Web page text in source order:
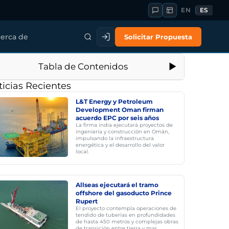
EN ES
de Solicitar Propuesta
Tabla de Contenidos
Recientes
L&T Energy y Petroleum
Development Oman firman
acuerdo EPC por seis años
La firma india ejecutará proyectos de
ingeniería y construcción en Omán,
impulsando la infraestructura
energética y el desarrollo del valor
local.
Allseas ejecutará el tramo
offshore del gasoducto Prince
Rupert
El proyecto contempla operaciones de
tendido de tuberías en profundidades
de hasta 450 metros y complejas obras